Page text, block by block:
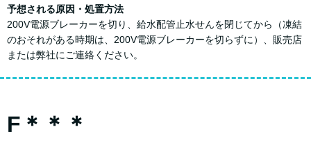
予想される原因・処置方法
200V電源ブレーカーを切り、給水配管止水せんを閉じてから（凍結
のおそれがある時期は、200V電源ブレーカーを切らずに）、販売店
または弊社にご連絡ください。
F＊＊＊